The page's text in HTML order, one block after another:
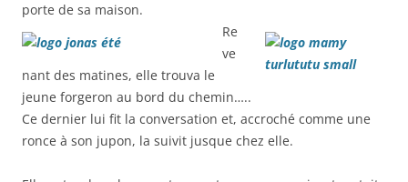
porte de sa maison.
Re
ve
nant des matines, elle trouva le
jeune forgeron au bord du chemin…..
Ce dernier lui fit la conversation et, accroché comme une
ronce à son jupon, la suivit jusque chez elle.